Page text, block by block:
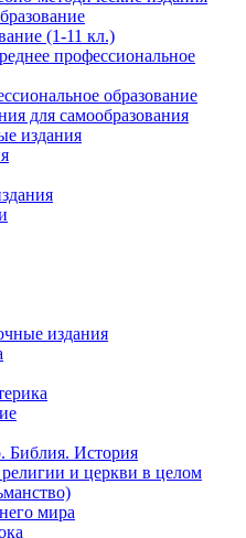
(1-11 кл.)
профессиональное
образование
для самообразования
издания
издания
Библия. История
и церкви в целом
мира